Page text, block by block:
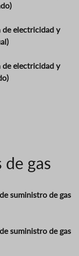
de electricidad y
de electricidad y
de gas
suministro de gas
suministro de gas